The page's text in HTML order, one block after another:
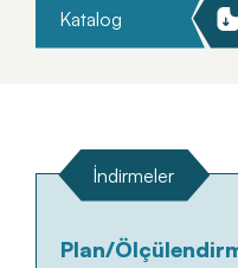
Katalog
İndirmeler
Plan/